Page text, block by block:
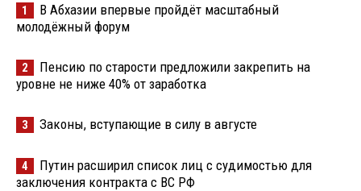
1
В Абхазии впервые пройдёт масштабный
молодёжный форум
2
Пенсию по старости предложили закрепить на
уровне не ниже 40% от заработка
3 Законы, вступающие в силу в августе
4
Путин расширил список лиц с судимостью для
заключения контракта с ВС РФ